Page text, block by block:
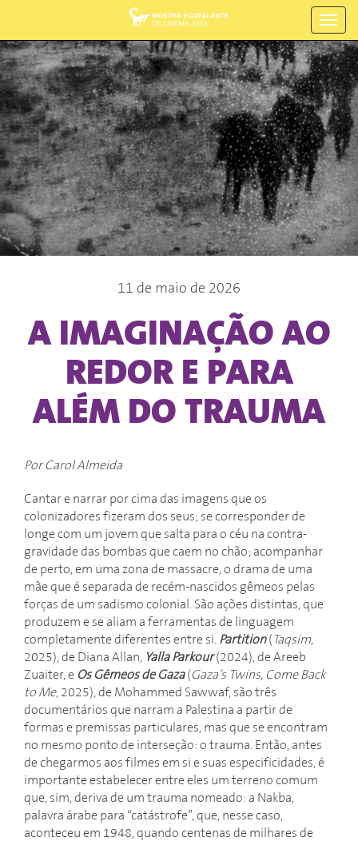
11 de maio de 2026
A IMAGINAÇÃO AO
REDOR E PARA
ALÉM DO TRAUMA
Por Carol Almeida
Cantar e narrar por cima das imagens que os
colonizadores fizeram dos seus; se corresponder de
longe com um jovem que salta para o céu na contra-
gravidade das bombas que caem no chão; acompanhar
de perto, em uma zona de massacre, o drama de uma
mãe que é separada de recém-nascidos gêmeos pelas
forças de um sadismo colonial. São ações distintas, que
produzem e se aliam a ferramentas de linguagem
completamente diferentes entre si. Partition ( ‎Taqsim,
2025), de Diana Allan, Yalla Parkour (2024), de Areeb
Zuaiter, e Os Gêmeos de Gaza (Gaza’s Twins, Come Back
to Me, 2025), de Mohammed Sawwaf, são três
documentários que narram a Palestina a partir de
formas e premissas particulares, mas que se encontram
no mesmo ponto de interseção: o trauma. Então, antes
de chegarmos aos filmes em si e suas especificidades, é
importante estabelecer entre eles um terreno comum
que, sim, deriva de um trauma nomeado: a Nakba,
palavra árabe para “catástrofe”, que, nesse caso,
aconteceu em 1948, quando centenas de milhares de